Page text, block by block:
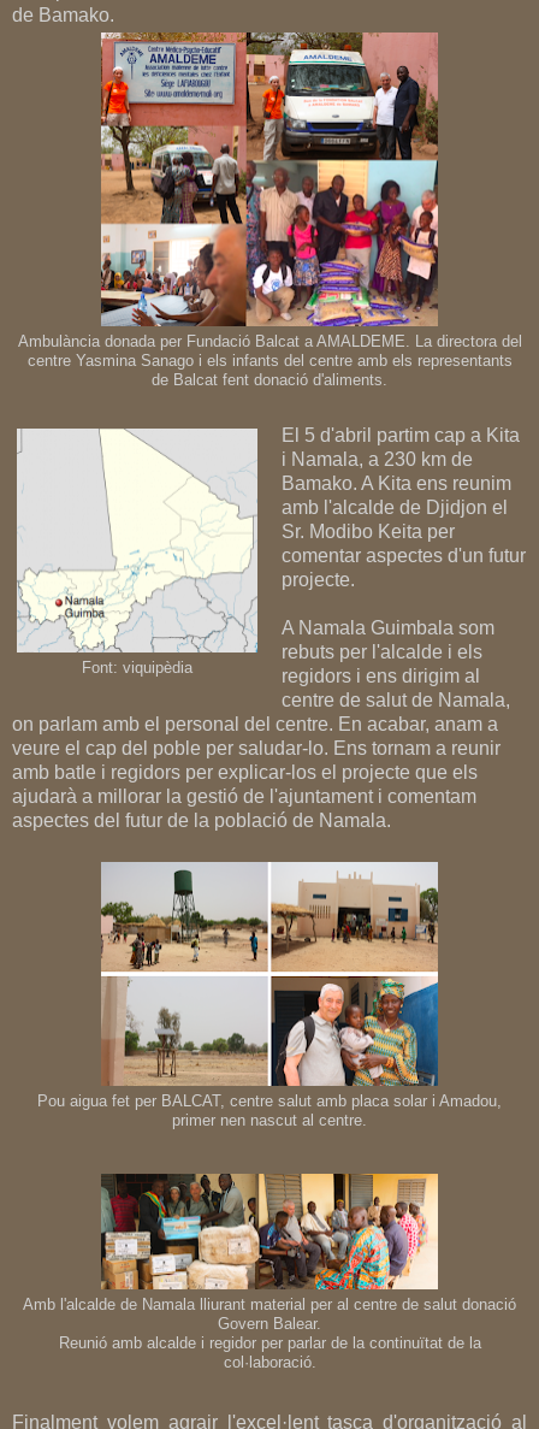
de Bamako.
Ambulància donada per Fundació Balcat a AMALDEME. La directora del
centre Yasmina Sanago i els infants del centre amb els representants
de Balcat fent donació d'aliments.
Font: viquipèdia
El 5 d'abril partim cap a Kita
i Namala, a 230 km de
Bamako. A Kita ens reunim
amb l'alcalde de Djidjon el
Sr. Modibo Keita per
comentar aspectes d'un futur
projecte.
A Namala Guimbala som
rebuts per l'alcalde i els
regidors i ens dirigim al
centre de salut de Namala,
on parlam amb el personal del centre. En acabar, anam a
veure el cap del poble per saludar-lo. Ens tornam a reunir
amb batle i regidors per explicar-los el projecte que els
ajudarà a millorar la gestió de l'ajuntament i comentam
aspectes del futur de la població de Namala.
Pou aigua fet per BALCAT, centre salut amb placa solar i Amadou,
primer nen nascut al centre.
Amb l'alcalde de Namala lliurant material per al centre de salut donació
Govern Balear.
Reunió amb alcalde i regidor per parlar de la continuïtat de la
col·laboració.
Finalment volem agrair l'excel·lent tasca d'organització al